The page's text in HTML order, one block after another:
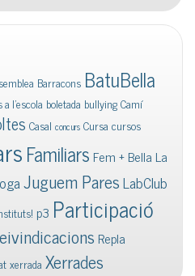
Barracons BatuBella
a l'escola boletada bullyingCamí
Casal concurs Cursa cursos
Familiars Fem + Bella La
Juguem ParesLabClub
p3 Participació
Repla
xerrada Xerrades